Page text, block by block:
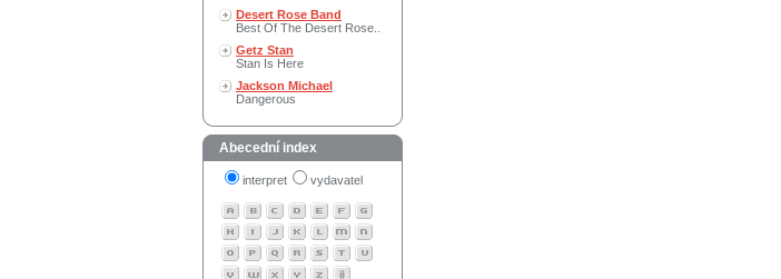
Desert Rose Band
Best Of The Desert Rose..
Getz Stan
Stan Is Here
Jackson Michael
Dangerous
Abecední index
interpret vydavatel